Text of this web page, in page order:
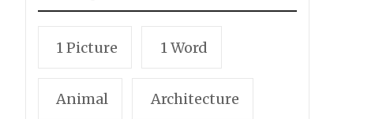
1 Picture 1 Word
Animal Architecture